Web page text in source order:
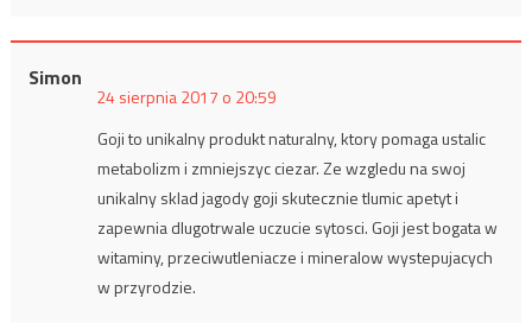
Simon
24 sierpnia 2017 o 20:59
Goji to unikalny produkt naturalny, ktory pomaga ustalic
metabolizm i zmniejszyc ciezar. Ze wzgledu na swoj
unikalny sklad jagody goji skutecznie tlumic apetyt i
zapewnia dlugotrwale uczucie sytosci. Goji jest bogata w
witaminy, przeciwutleniacze i mineralow wystepujacych
w przyrodzie.